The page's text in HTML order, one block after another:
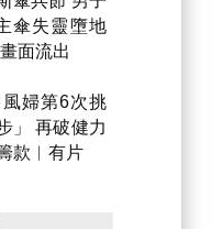
傘失靈墮地
面流出
婦第6次挑
」 再破健力
款︱有片